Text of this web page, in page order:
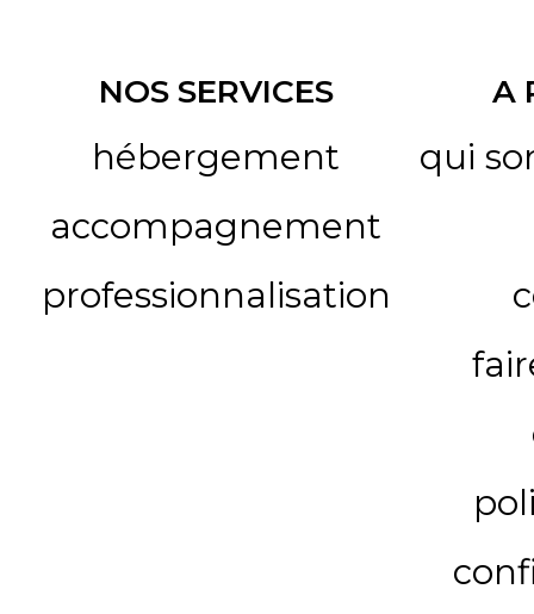
NOS SERVICES
hébergement
accompagnement
professionnalisation
A
qui